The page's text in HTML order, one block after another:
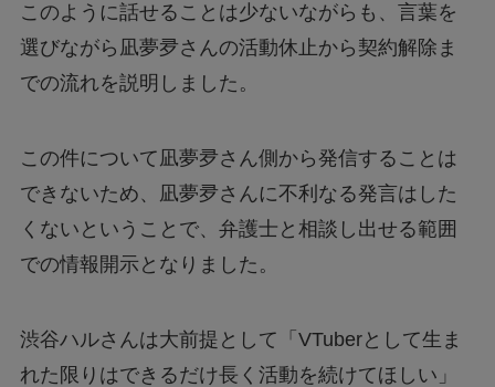
このように話せることは少ないながらも、言葉を
選びながら凪夢夛さんの活動休止から契約解除ま
での流れを説明しました。
この件について凪夢夛さん側から発信することは
できないため、凪夢夛さんに不利なる発言はした
くないということで、弁護士と相談し出せる範囲
での情報開示となりました。
渋谷ハルさんは大前提として「VTuberとして生ま
れた限りはできるだけ長く活動を続けてほしい」